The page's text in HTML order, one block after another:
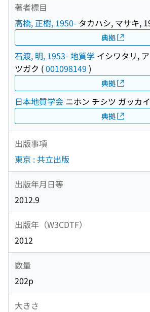
著者標目
高橋, 正樹, 1950- タカハシ, マサキ,
典拠
石渡, 明, 1953- 地質学 イシワタリ,
ツガク (001098149 )
典拠
日本地質学会 ニホン チシツ ガッカイ
典拠
出版事項
東京 : 共立出版
出版年月日等
2012.9
出版年（W3CDTF）
2012
数量
202p
大きさ